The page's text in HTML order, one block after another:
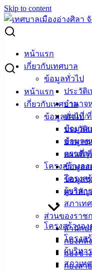
Skip to content
หน้าแรก
เกี่ยวกับเทศบาล
ข้อมูลทั่วไป
ประวัติ
อำนาจ
แผนที่/ที่
ข้อมูลส
ข้อมูล
ตราสั
โครงสร้างอ
โครงส
ผู้บริหา
สภาเท
ส่วนของราช
สำนักป
กองคลัง
กองช่าง
กองสา
หน้าแรก
เกี่ยวกับเทศบาล
ข้อมูลทั่วไป
ประวัติ
อำนาจ
แผนที่/ที่
ข้อมูลส
ข้อมูล
ตราสั
โครงสร้างอง
โครงส
ผู้บริหา
สภาเท
Search for:
เทศบาลเมืองอ่างศิลา ส่
คุณภาพ
เทศบาลเมืองอ่า
สังคมสูงอายุอย่
พฤษภาคม 20, 2026
วันที่ 20 พฤษภาคม
เมืองอ่างศิลา เป็นประธ
ผู้สูงอายุ ประจำปีงบประ
เทศบาลเมืองอ่างศิลา (วั
นนท์ รองปลัดเทศบาลเมื
วัตถุประสงค์การจัดงาน
เทศบาล และหัวหน้าส่วน